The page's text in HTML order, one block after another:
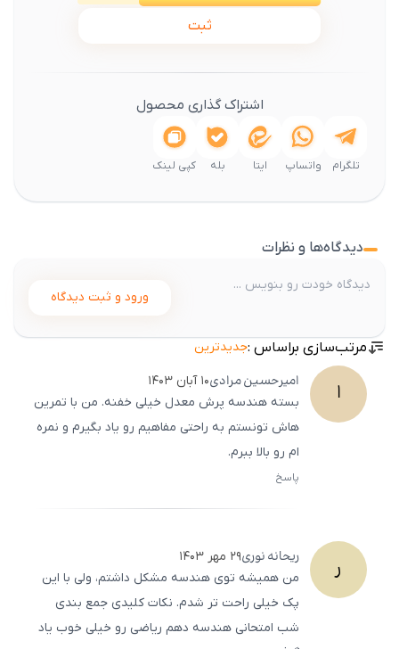
ثبت
اشتراک گذاری محصول
تلگرام واتساپ ایتا بله کپی لینک
دیدگاه‌ها و نظرات
ورود و ثبت دیدگاه
مرتب‌سازی براساس :جدیدترین
ا امیرحسینمرادی۱۰ آبان ۱۴۰۳
بسته هندسه پرش معدل خیلی خفنه. من با تمرین
‌هاش تونستم به راحتی مفاهیم رو یاد بگیرم و نمره
‌ام رو بالا ببرم.
پاسخ
ر ریحانهنوری۲۹ مهر ۱۴۰۳
من همیشه توی هندسه مشکل داشتم، ولی با این
پک خیلی راحت‌ تر شدم. نکات کلیدی جمع بندی
شب امتحانی هندسه دهم ریاضی رو خیلی خوب یاد